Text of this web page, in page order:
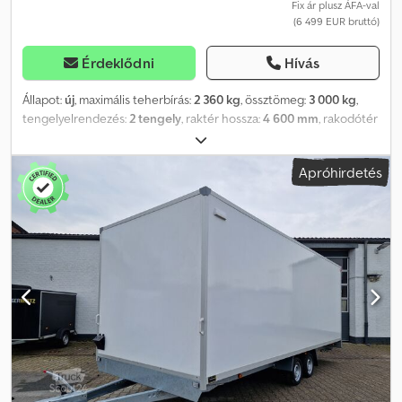
Fix ár plusz ÁFA-val
(6 499 EUR bruttó)
Érdeklődni Hívás
Állapot:új, maximális teherbírás: 2 360 kg, össztömeg: 3 000 kg,
tengelyelrendezés: 2 tengely , raktér hossza:4 600 mm , rakodótér
, raktérmagasság:
AUTÓSZÁLLÍTÓ Műszaki adatok: * Szállító típusa: Merkur 3000 *
Össztömeg: 3000 kg * Hasznos teherbírás: 2360 kg * Külső
méretek: H: 690 cm, Sz: 215 cm, M: 83 cm * Belső méretek: H: 460
cm, Sz: 203 cm, M: 3 cm * Rakodási magasság: kb. 58 cm * Padló:
lyukacsos acéllemez, horganyzott * Rögzítési pontok: lyukacsos
acéllemez * Váz: hegesztett acél, forró horganyozott * Elektromos
Tengelygyártó: AL-KO vagy KNOTT * Tengelyek száma: 2 *
Fékezett tengely * Támasztókerék: tartozék * Lengéscsillapító
csatlakozó: AL-KO AKS 3004 * Kötelekkel működő csörlő: tartozék,
AL-KO * Ékblokkok: 2 db * Lengéscsillapító futómű Döntött
állapotban a szögek: - Rakfelület: kb. 13,8° vagy kb. 24,6% - Rámpa:
kb. 4,6° vagy kb. 8,05% A folyamatos rakfelület hossza (beleértve a
Apróhirdetés